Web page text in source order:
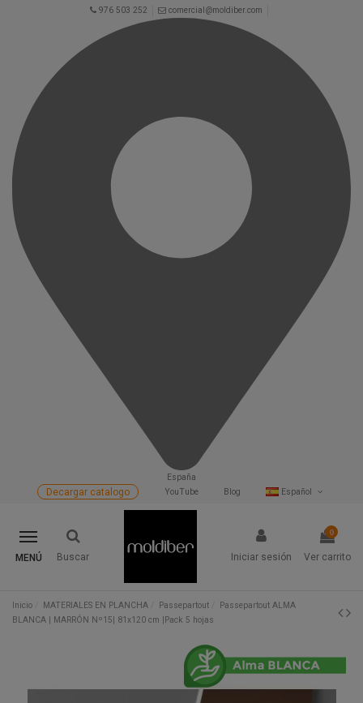
976 503 252 comercial@moldiber.com
España
Español
Blog
YouTube
Decargar catalogo
MENÚ Buscar Iniciar sesión
0
Ver carrito
Inicio MATERIALES EN PLANCHA Passepartout
Passepartout ALMA
BLANCA | MARRÓN Nº15| 81x120 cm |Pack 5 hojas